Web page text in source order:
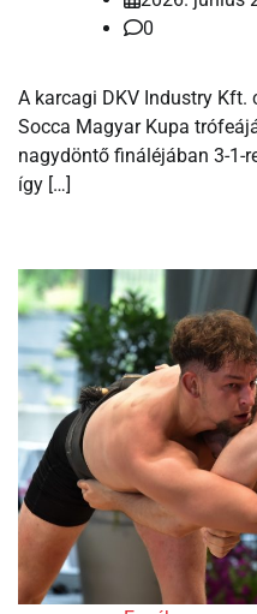
0
A karcagi DKV Industry
Socca Magyar Kupa
nagydöntő fináléjában 3-1-
így […]